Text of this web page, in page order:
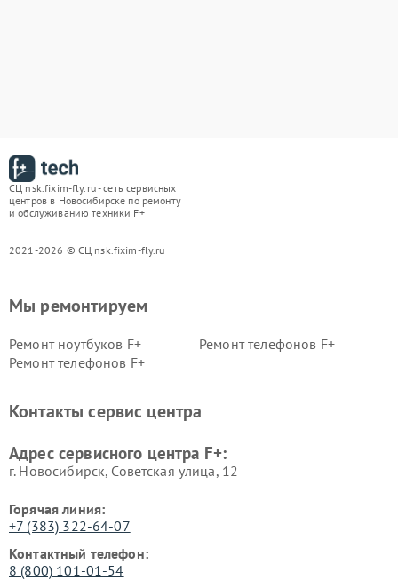
СЦ nsk.fixim-fly.ru - сеть сервисных
центров в Новосибирске по ремонту
и обслуживанию техники F+
2021-2026 © СЦ nsk.fixim-fly.ru
Мы ремонтируем
Ремонт ноутбуков F+
Ремонт телефонов F+
Ремонт телефонов F+
Контакты сервис центра
Адрес сервисного центра F+:
г. Новосибирск, Советская улица, 12
Горячая линия:
+7 (383) 322-64-07
Контактный телефон:
8 (800) 101-01-54